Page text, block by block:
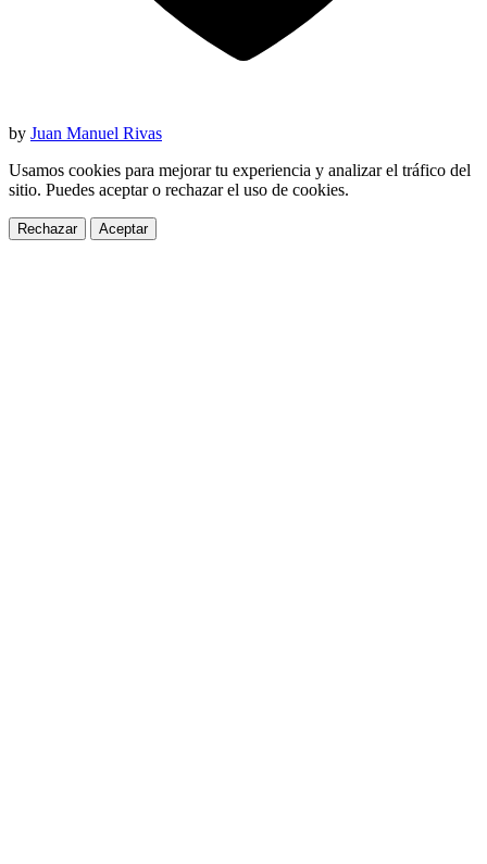
by Juan Manuel Rivas
Usamos cookies para mejorar tu experiencia y analizar el tráfico del
sitio. Puedes aceptar o rechazar el uso de cookies.
Rechazar Aceptar